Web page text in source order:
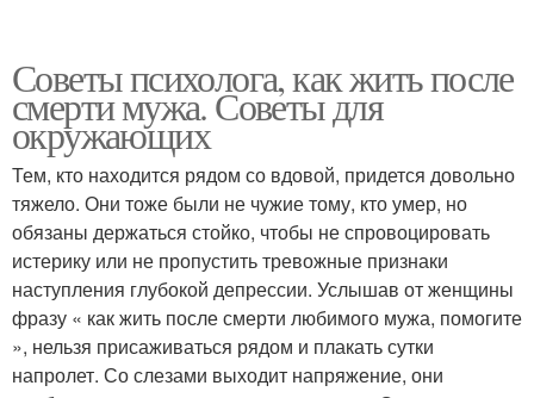
Советы психолога, как жить после
смерти мужа. Советы для
окружающих
Тем, кто находится рядом со вдовой, придется довольно
тяжело. Они тоже были не чужие тому, кто умер, но
обязаны держаться стойко, чтобы не спровоцировать
истерику или не пропустить тревожные признаки
наступления глубокой депрессии. Услышав от женщины
фразу « как жить после смерти любимого мужа, помогите
», нельзя присаживаться рядом и плакать сутки
напролет. Со слезами выходит напряжение, они